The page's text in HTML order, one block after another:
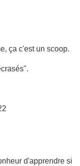
ça c'est un scoop.
d'apprendre si